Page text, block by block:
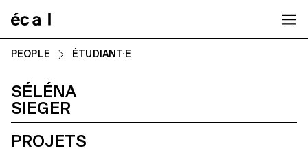
PEOPLE ÉTUDIANT·E
SÉLÉNA
SIEGER
PROJETS